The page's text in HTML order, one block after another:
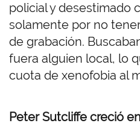
policial y desestimado
solamente por no
de grabación.
fuera alguien local, lo
cuota de xenofobia al
Peter Sutcliffe creció